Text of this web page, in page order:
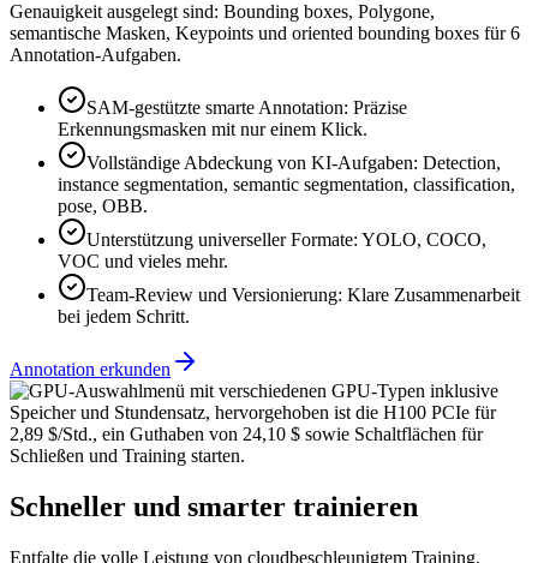
Genauigkeit ausgelegt sind: Bounding boxes, Polygone,
semantische Masken, Keypoints und oriented bounding boxes für 6
Annotation-Aufgaben.
SAM-gestützte smarte Annotation: Präzise
Erkennungsmasken mit nur einem Klick.
Vollständige Abdeckung von KI-Aufgaben: Detection,
instance segmentation, semantic segmentation, classification,
pose, OBB.
Unterstützung universeller Formate: YOLO, COCO,
VOC und vieles mehr.
Team-Review und Versionierung: Klare Zusammenarbeit
bei jedem Schritt.
Annotation erkunden
Schneller und smarter trainieren
Entfalte die volle Leistung von cloudbeschleunigtem Training.